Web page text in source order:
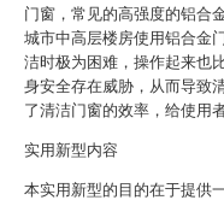
门窗，常见的高强度的铝合
城市中高层楼房使用铝合金
洁时极为困难，操作起来也
身安全存在威胁，从而导致
了清洁门窗的效率，给使用
实用新型内容
本实用新型的目的在于提供